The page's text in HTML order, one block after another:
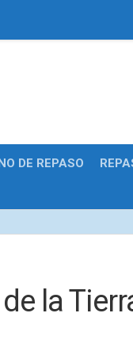
DE REPASO
la